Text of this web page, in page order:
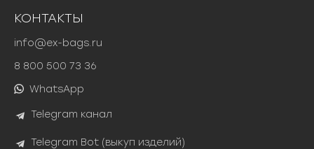
КОНТАКТЫ
info@ex-bags.ru
8 800 500 73 36
WhatsApp
Telegram канал
Telegram Bot (выкуп изделий)